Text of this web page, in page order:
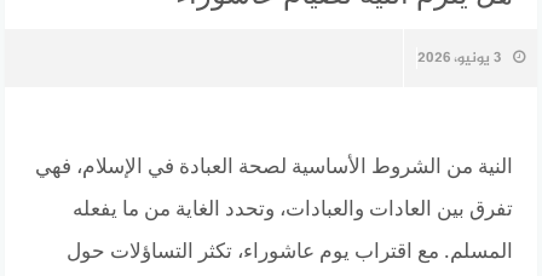
3 يونيو، 2026
النية من الشروط الأساسية لصحة العبادة في الإسلام، فهي
تفرق بين العادات والعبادات، وتحدد الغاية من ما يفعله
المسلم. مع اقتراب يوم عاشوراء، تكثر التساؤلات حول